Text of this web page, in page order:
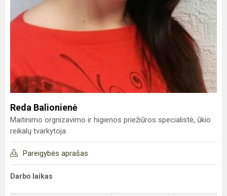
Reda Balionienė
Maitinimo orgnizavimo ir higienos priežiūros specialistė, ūkio
reikalų tvarkytoja
Pareigybės aprašas
Darbo laikas